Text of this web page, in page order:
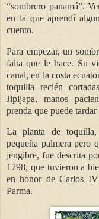
“sombrero panamá”.
en la que aprendí
cuento.
Para empezar, un
falta que le hace. Su
canal, en la costa
toquilla recién
Jipijapa, manos
prenda que puede tardar
La planta de toquilla,
pequeña palmera pero
jengibre, fue descrita
1798, que tuvieron a
en honor de Carlos
Parma.